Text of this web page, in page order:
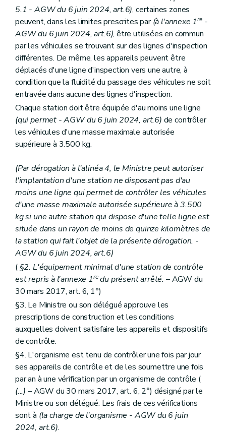
5.1 - AGW du 6 juin 2024, art.6), certaines zones
peuvent, dans les limites prescrites par(à l'annexe 1re -
AGW du 6 juin 2024, art.6), être utilisées en commun
par les véhicules se trouvant sur des lignes d'inspection
différentes. De même, les appareils peuvent être
déplacés d'une ligne d'inspection vers une autre, à
condition que la fluidité du passage des véhicules ne soit
entravée dans aucune des lignes d'inspection.
Chaque station doit être équipée d'au moins une ligne
(qui permet - AGW du 6 juin 2024, art.6) de contrôler
les véhicules d'une masse maximale autorisée
supérieure à 3.500 kg.
(Par dérogation à l'alinéa 4, le Ministre peut autoriser
l'implantation d'une station ne disposant pas d'au
moins une ligne qui permet de contrôler les véhicules
d'une masse maximale autorisée supérieure à 3.500
kg si une autre station qui dispose d'une telle ligne est
située dans un rayon de moins de quinze kilomètres de
la station qui fait l'objet de la présente dérogation. -
AGW du 6 juin 2024, art.6)
( §2. L'équipement minimal d'une station de contrôle
est repris à l'annexe 1redu présent arrêté. – AGW du
30 mars 2017, art. 6, 1°)
§3. Le Ministre ou son délégué approuve les
prescriptions de construction et les conditions
auxquelles doivent satisfaire les appareils et dispositifs
de contrôle.
§4. L'organisme est tenu de contrôler une fois par jour
ses appareils de contrôle et de les soumettre une fois
par an à une vérification par un organisme de contrôle (
(...) – AGW du 30 mars 2017, art. 6, 2°) désigné par le
Ministre ou son délégué. Les frais de ces vérifications
sont à (la charge de l'organisme - AGW du 6 juin
2024, art.6).